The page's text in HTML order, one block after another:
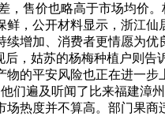
，售价也略高于市场均价
鲜，公开材料显示，浙江
续增加、消费者更情愿为
后，姑苏的杨梅种植户则
物的平安风险也正在进一
们遍及听闻了比来福建漳
场热度并不算高。部门果